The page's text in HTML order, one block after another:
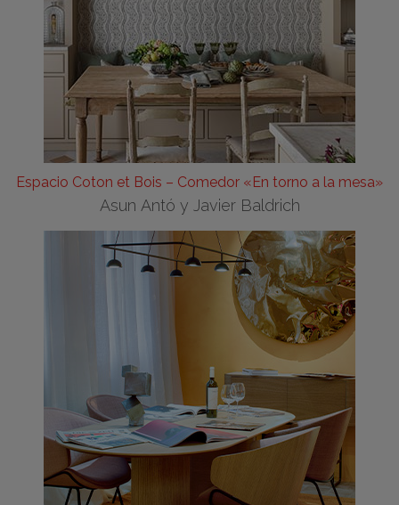
Espacio Coton et Bois – Comedor «En torno a la mesa»
Asun Antó y Javier Baldrich